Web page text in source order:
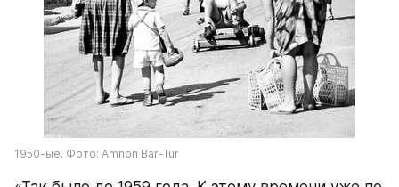
1950-ые. Фото: Amnon Bar-Tur